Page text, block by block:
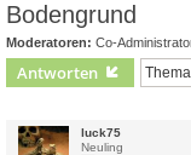
Bodengrund
Moderatoren: Co-
Antworten
luck75
Neuling